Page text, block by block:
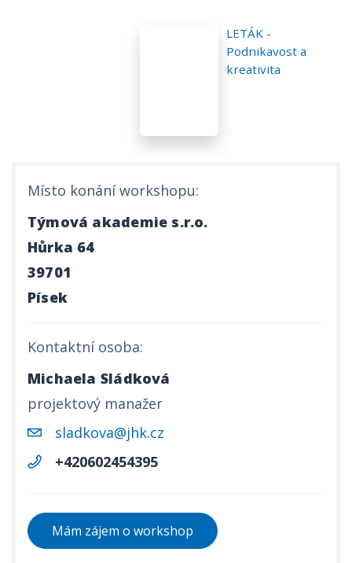
LETÁK -
Podnikavost a
kreativita
Místo konání workshopu:
Týmová akademie s.r.o.
Hůrka 64
39701
Písek
Kontaktní osoba:
Michaela Sládková
projektový manažer
sladkova@jhk.cz
+420602454395
Mám zájem o workshop